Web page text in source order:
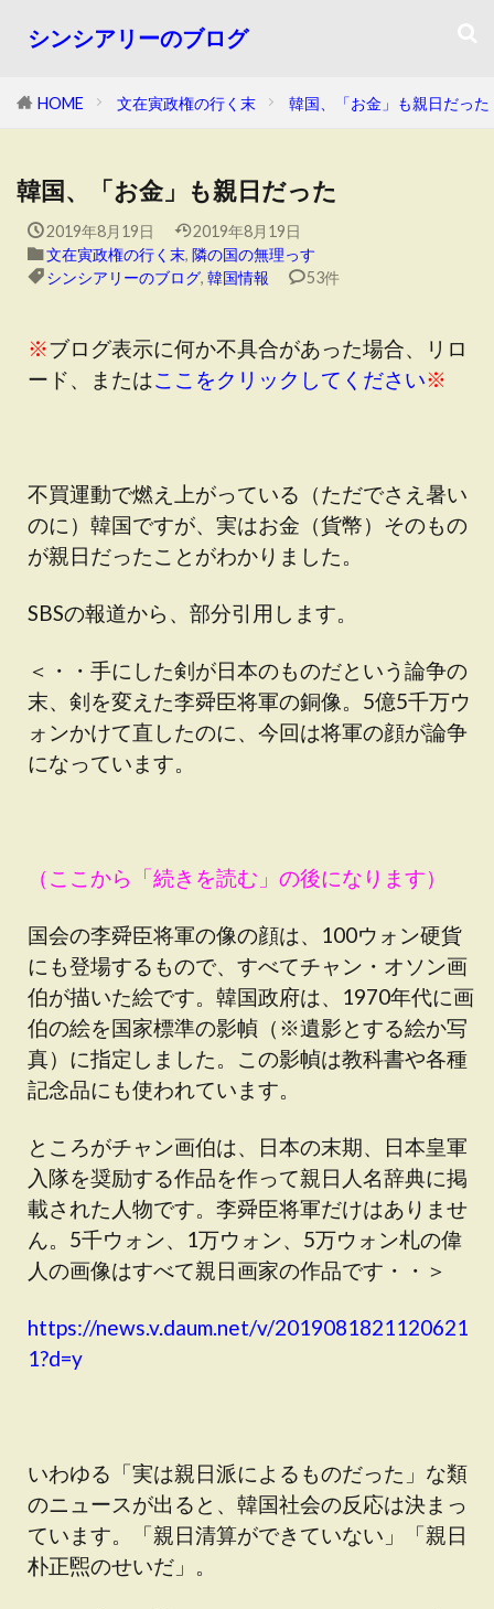
シンシアリーのブログ
HOME 文在寅政権の行く末 韓国、「お金」も親日だった
韓国、「お金」も親日だった
2019年8月19日
2019年8月19日
文在寅政権の行く末, 隣の国の無理っす
シンシアリーのブログ, 韓国情報 53件
※ブログ表示に何か不具合があった場合、リロ
ード、またはここをクリックしてください※
不買運動で燃え上がっている（ただでさえ暑い
のに）韓国ですが、実はお金（貨幣）そのもの
が親日だったことがわかりました。
SBSの報道から、部分引用します。
＜・・手にした剣が日本のものだという論争の
末、剣を変えた李舜臣将軍の銅像。5億5千万ウ
ォンかけて直したのに、今回は将軍の顔が論争
になっています。
（ここから「続きを読む」の後になります）
国会の李舜臣将軍の像の顔は、100ウォン硬貨
にも登場するもので、すべてチャン・オソン画
伯が描いた絵です。韓国政府は、1970年代に画
伯の絵を国家標準の影幀（※遺影とする絵か写
真）に指定しました。この影幀は教科書や各種
記念品にも使われています。
ところがチャン画伯は、日本の末期、日本皇軍
入隊を奨励する作品を作って親日人名辞典に掲
載された人物です。李舜臣将軍だけはありませ
ん。5千ウォン、1万ウォン、5万ウォン札の偉
人の画像はすべて親日画家の作品です・・＞
https://news.v.daum.net/v/2019081821120621
1?d=y
いわゆる「実は親日派によるものだった」な類
のニュースが出ると、韓国社会の反応は決まっ
ています。「親日清算ができていない」「親日
朴正煕のせいだ」。